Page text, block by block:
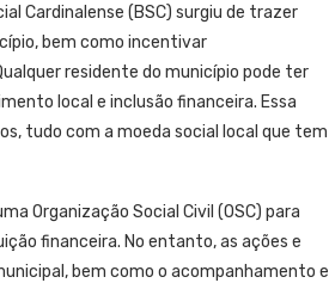
Cardinalense (BSC) surgiu de trazer
bem como incentivar
residente do município pode ter
local e inclusão financeira. Essa
tudo com a moeda social local que tem
Organização Social Civil (OSC) para
financeira. No entanto, as ações e
bem como o acompanhamento e